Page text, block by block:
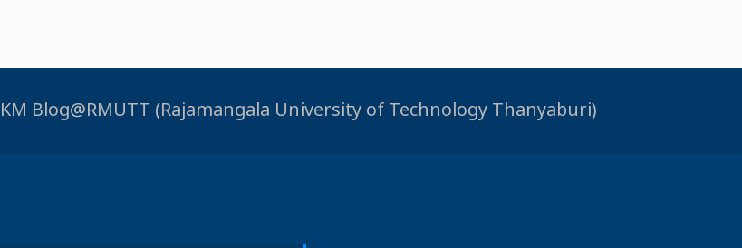
KM Blog@RMUTT (Rajamangala University of Technology Thanyaburi)